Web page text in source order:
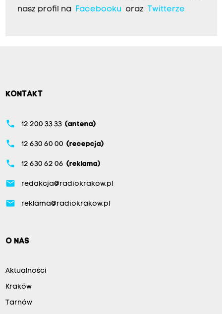
nasz profil na
Facebookuoraz Twitterze
KONTAKT
phone 12 200 33 33 (antena)
phone 12 630 60 00 (recepcja)
phone 12 630 62 06 (reklama)
email redakcja@radiokrakow.pl
email reklama@radiokrakow.pl
O NAS
Aktualności
Kraków
Tarnów